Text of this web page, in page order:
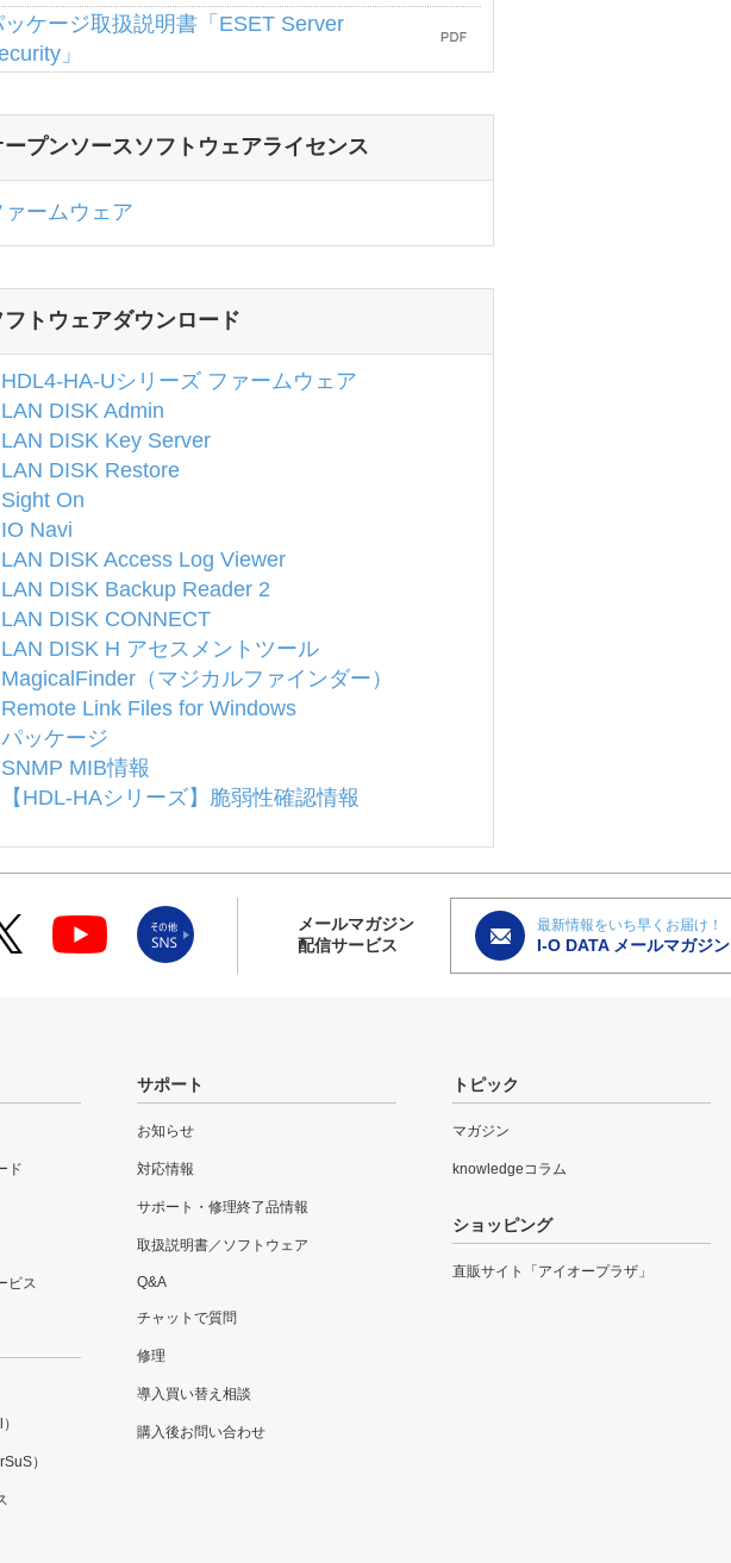
ッケージ取扱説明書「ESET Server
」
ープンソースソフトウェアライセンス
ァームウェア
フトウェアダウンロード
HDL4-HA-Uシリーズ ファームウェア
LAN DISK Admin
LAN DISK Key Server
LAN DISK Restore
Sight On
IO Navi
LAN DISK Access Log Viewer
LAN DISK Backup Reader 2
LAN DISK CONNECT
LAN DISK H アセスメントツール
MagicalFinder（マジカルファインダー）
Remote Link Files for Windows
パッケージ
SNMP MIB情報
【HDL-HAシリーズ】脆弱性確認情報
メールマガジン
配信サービス
最新情報をいち早くお届け！
I-O DATA メールマガジン
ド
ビス
）
サポート
お知らせ
対応情報
サポート・修理終了品情報
取扱説明書／ソフトウェア
Q&A
チャットで質問
修理
導入買い替え相談
購入後お問い合わせ
トピック
マガジン
knowledgeコラム
ショッピング
直販サイト「アイオープラザ」